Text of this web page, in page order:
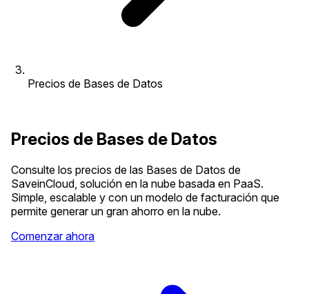
Precios de Bases de Datos
Precios de Bases de Datos
Consulte los precios de las Bases de Datos de
SaveinCloud, solución en la nube basada en PaaS.
Simple, escalable y con un modelo de facturación que
permite generar un gran ahorro en la nube.
Comenzar ahora